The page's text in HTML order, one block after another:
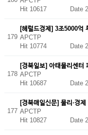
Hit 10617
Date
179
[헤럴드경제] 3조5000억
APCTP
Hit 10774
Date
178
[경북일보] 아태물리센터
APCTP
Hit 10687
Date
177
[경북매일신문] 물리·경
APCTP
Hit 10827
Date